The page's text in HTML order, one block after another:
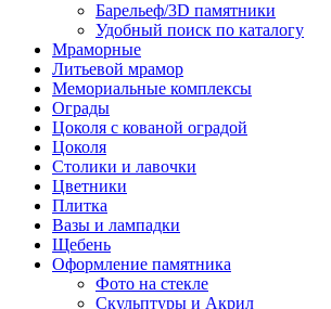
Барельеф/3D памятники
Удобный поиск по каталогу
Мраморные
Литьевой мрамор
Мемориальные комплексы
Ограды
Цоколя с кованой оградой
Цоколя
Столики и лавочки
Цветники
Плитка
Вазы и лампадки
Щебень
Оформление памятника
Фото на стекле
Скульптуры и Акрил